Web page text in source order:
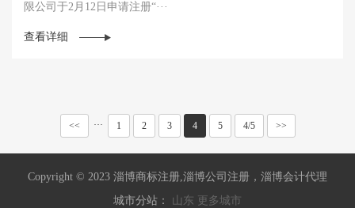
限公司于2月12日申请注册“···
查看详细
<< ··· 1 2 3 4 5 4/5 >>
Copyright © 2023 淄博商标注册,淄博公司注册，淄博会计代理
城市分站： 山东 更多城市